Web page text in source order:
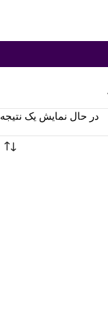
در حال نمایش یک نتیجه